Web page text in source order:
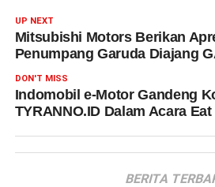
UP NEXT
Mitsubishi Motors Berikan
Penumpang Garuda Diajang
DON'T MISS
Indomobil e-Motor Gandeng
TYRANNO.ID Dalam Acara
BERITA